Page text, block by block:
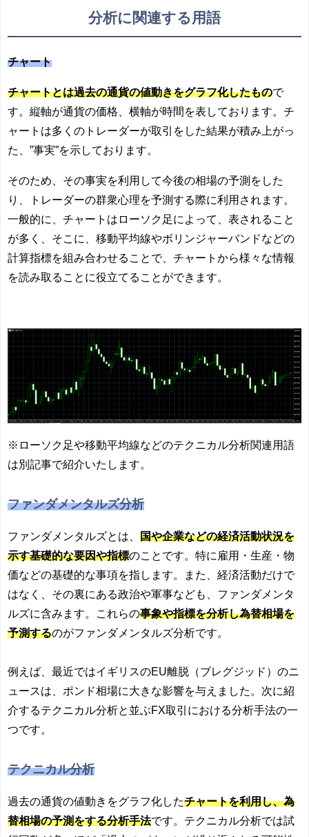
分析に関連する用語
チャート
チャートとは過去の通貨の値動きをグラフ化したもので
す。縦軸が通貨の価格、横軸が時間を表しております。チ
ャートは多くのトレーダーが取引をした結果が積み上がっ
た、”事実”を示しております。
そのため、その事実を利用して今後の相場の予測をした
り、トレーダーの群衆心理を予測する際に利用されます。
一般的に、チャートはローソク足によって、表されること
が多く、そこに、移動平均線やボリンジャーバンドなどの
計算指標を組み合わせることで、チャートから様々な情報
を読み取ることに役立てることができます。
※ローソク足や移動平均線などのテクニカル分析関連用語
は別記事で紹介いたします。
ファンダメンタルズ分析
ファンダメンタルズとは、 国や企業などの経済活動状況を
示す基礎的な要因や指標のことです。特に雇用・生産・物
価などの基礎的な事項を指します。また、経済活動だけで
はなく、その裏にある政治や軍事なども、ファンダメンタ
ルズに含みます。これらの事象や指標を分析し為替相場を
予測するのがファンダメンタルズ分析です。
例えば、最近ではイギリスのEU離脱（ブレグジッド）のニ
ュースは、ポンド相場に大きな影響を与えました。次に紹
介するテクニカル分析と並ぶFX取引における分析手法の一
つです。
テクニカル分析
過去の通貨の値動きをグラフ化したチャートを利用し、為
替相場の予測をする分析手法です。テクニカル分析では試